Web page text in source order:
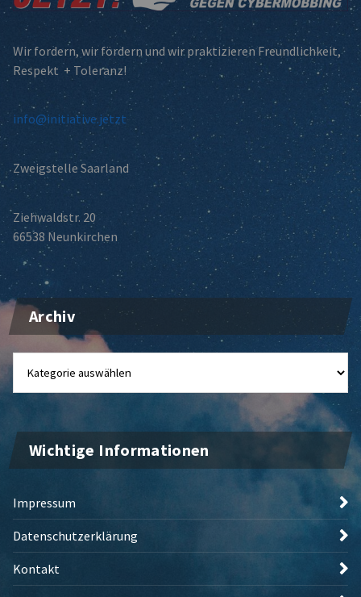
Wir fordern, wir fördern und wir praktizieren Freundlichkeit,
Respekt + Toleranz!
info@initiative.jetzt
Zweigstelle Saarland
Ziehwaldstr. 20
66538 Neunkirchen
Archiv
Archiv
Wichtige Informationen
Impressum
Datenschutzerklärung
Kontakt